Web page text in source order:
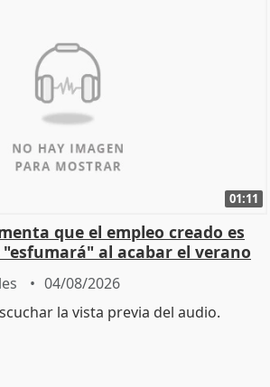
01:11
que el empleo creado es
al acabar el verano
04/08/2026